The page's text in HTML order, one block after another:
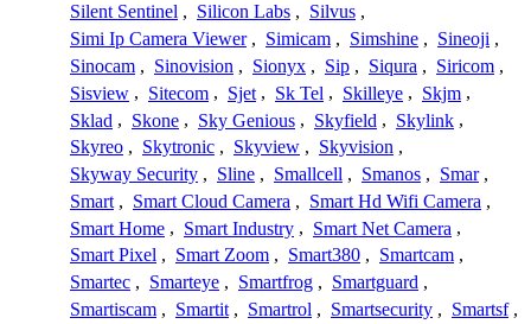
Silent Sentinel , Silicon Labs , Silvus ,
Simi Ip Camera Viewer , Simicam , Simshine , Sineoji ,
Sinocam , Sinovision , Sionyx , Sip , Siqura , Siricom ,
Sisview , Sitecom , Sjet , Sk Tel , Skilleye , Skjm ,
Sklad , Skone , Sky Genious , Skyfield , Skylink ,
Skyreo , Skytronic , Skyview , Skyvision ,
Skyway Security , Sline , Smallcell , Smanos , Smar ,
Smart , Smart Cloud Camera , Smart Hd Wifi Camera ,
Smart Home , Smart Industry , Smart Net Camera ,
Smart Pixel , Smart Zoom , Smart380 , Smartcam ,
Smartec , Smarteye , Smartfrog , Smartguard ,
Smartiscam , Smartit , Smartrol , Smartsecurity , Smartsf ,